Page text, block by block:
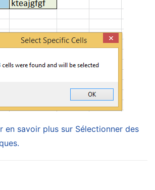
en savoir plus sur Sélectionner des